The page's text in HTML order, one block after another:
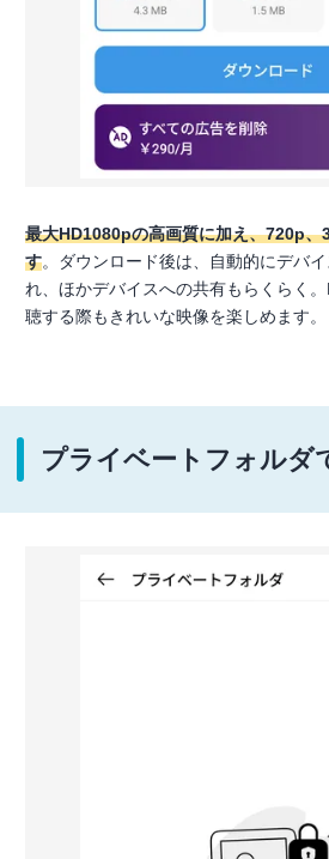
最大HD1080pの高画質に加え、720p、
す。ダウンロード後は、自動的にデバ
れ、ほかデバイスへの共有もらくらく
聴する際もきれいな映像を楽しめます。
プライベートフォルダ